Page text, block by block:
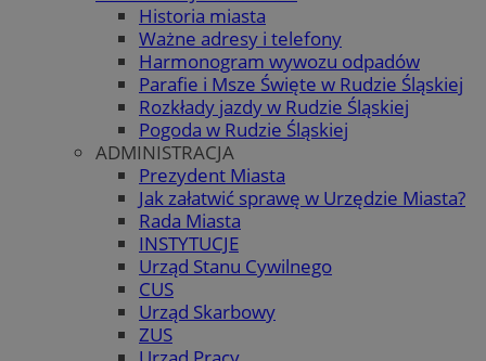
Historia miasta
Ważne adresy i telefony
Harmonogram wywozu odpadów
Parafie i Msze Święte w Rudzie Śląskiej
Rozkłady jazdy w Rudzie Śląskiej
Pogoda w Rudzie Śląskiej
ADMINISTRACJA
Prezydent Miasta
Jak załatwić sprawę w Urzędzie Miasta?
Rada Miasta
INSTYTUCJE
Urząd Stanu Cywilnego
CUS
Urząd Skarbowy
ZUS